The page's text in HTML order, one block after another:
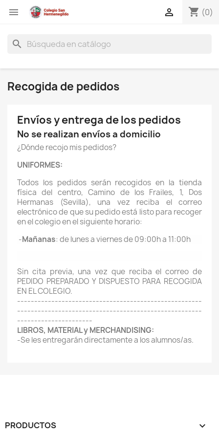
 shopping_cart (0)

search
Recogida de pedidos
Envíos y entrega de los pedidos
No se realizan envíos a domicilio
¿Dónde recojo mis pedidos?
UNIFORMES:
Todos los pedidos serán recogidos en la tienda
física del centro, Camino de los Frailes, 1, Dos
Hermanas (Sevilla), una vez reciba el correo
electrónico de que su pedido está listo para recoger
en el colegio en el siguiente horario:
-Mañanas: de lunes a viernes de 09:00h a 11:00h
Sin cita previa, una vez que reciba el correo de
PEDIDO PREPARADO Y DISPUESTO PARA RECOGIDA
EN EL COLEGIO.
------------------------------------------------------
------------------------------------------------------
----------------------
LIBROS, MATERIAL y MERCHANDISING:
-Se les entregarán directamente a los alumnos/as.
PRODUCTOS 